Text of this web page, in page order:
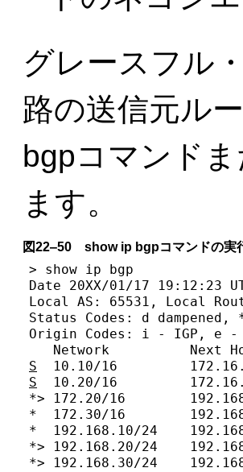
グレースフル
路の送信元ル
bgpコマンド
ます。
図22‒50 show ip bgpコマンドの実
> show ip bgp
Date 20XX/01/17 19:12:23
Local AS: 65531, Local
Status Codes: d
Origin Codes: i - IGP, e -
S
S
10.20/16
*> 172.20/16
*  172.30/16
*  192.168.10/24
*> 192.168.20/24
*> 192.168.30/24